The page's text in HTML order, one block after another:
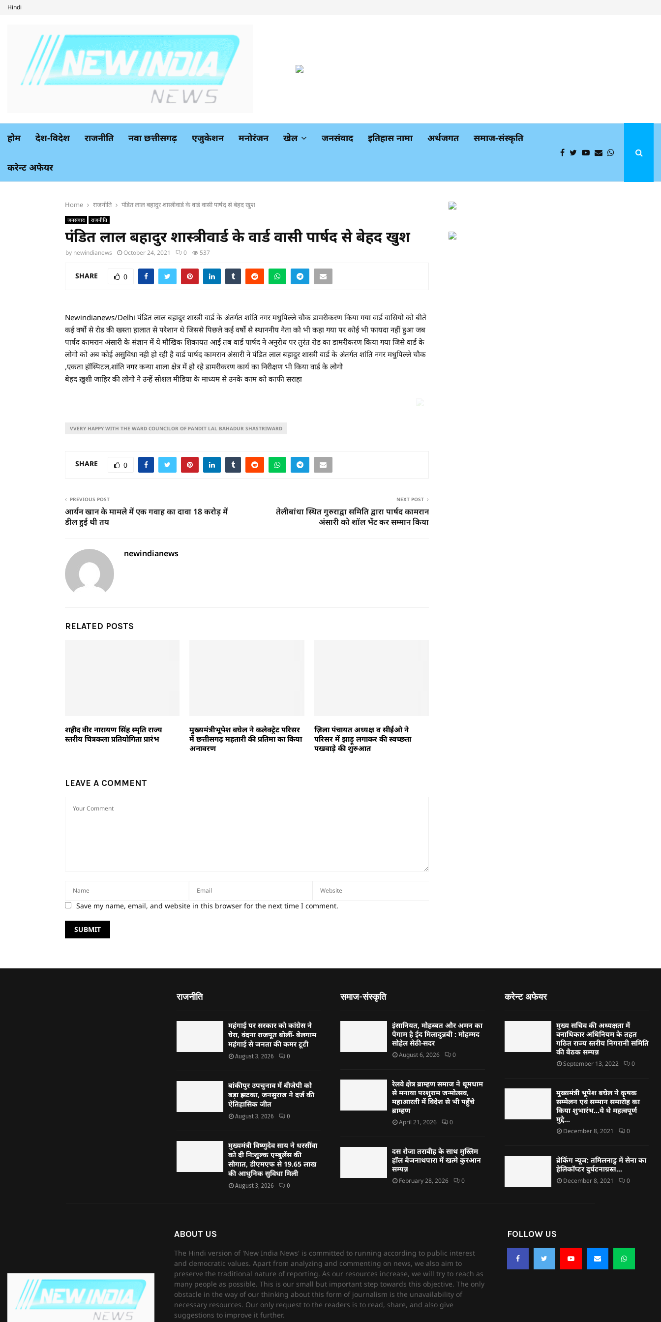
Hindi
होम देश-विदेश राजनीति नवा छत्तीसगढ़ एजुकेशन मनोरंजन खेल जनसंवाद इतिहास नामा अर्थजगत समाज-संस्कृति
करेन्ट अफेयर
Home राजनीति पंडित लाल बहादुर शास्त्रीवार्ड के वार्ड वासी पार्षद से बेहद खुश
जनसंवाद राजनीति
पंडित लाल बहादुर शास्त्रीवार्ड के वार्ड वासी पार्षद से बेहद खुश
by newindianews October 24, 2021 0 537
SHARE 0
Newindianews/Delhi पंडित लाल बहादुर शास्त्री वार्ड के अंतर्गत शांति नगर मधुपिल्ले चौक डामरीकरण किया गया वार्ड वासियो को बीते
कई वर्षो से रोड की खस्ता हालात से परेशान थे जिससे पिछले कई वर्षो से स्थाननीय नेता को भी कहा गया पर कोई भी फायदा नहीं हुआ जब
पार्षद कामरान अंसारी के संज्ञान में ये मौखिक शिकायत आई तब वार्ड पार्षद ने अनुरोध पर तुरंत रोड का डामरीकरण किया गया जिसे वार्ड के
लोगो को अब कोई असुविधा नही हो रही है वार्ड पार्षद कामरान अंसारी ने पंडित लाल बहादुर शास्त्री वार्ड के अंतर्गत शांति नगर मधुपिल्ले चौक
,एकता हॉस्पिटल,शांति नगर कन्या शाला क्षेत्र में हो रहे डामरीकरण कार्य का निरीक्षण भी किया वार्ड के लोगो
बेहद ख़ुशी जाहिर की लोगो ने उन्हें सोशल मीडिया के माध्यम से उनके काम को काफी सराहा
VVERY HAPPY WITH THE WARD COUNCILOR OF PANDIT LAL BAHADUR SHASTRIWARD
SHARE 0
PREVIOUS POST
आर्यन खान के मामले में एक गवाह का दावा 18 करोड़ में
डील हुई थी तय
NEXT POST
तेलीबांधा स्थित गुरुराद्वा समिति द्वारा पार्षद कामरान
अंसारी को शॉल भेंट कर सम्मान किया
newindianews
RELATED POSTS
शहीद वीर नारायण सिंह स्मृति राज्य
स्तरीय चित्रकला प्रतियोगिता प्रारंभ
मुख्यमंत्रीभूपेश बघेल ने कलेक्ट्रेट परिसर
में छत्तीसगढ़ महतारी की प्रतिमा का किया
अनावरण
ज़िला पंचायत अध्यक्ष व सीईओ ने
परिसर में झाड़ू लगाकर की स्वच्छता
पखवाड़े की शुरुआत
LEAVE A COMMENT
Save my name, email, and website in this browser for the next time I comment.
राजनीति
महंगाई पर सरकार को कांग्रेस ने
घेरा, वंदना राजपूत बोलीं- बेलगाम
महंगाई से जनता की कमर टूटी
August 3, 2026 0
बांकीपुर उपचुनाव में बीजेपी को
बड़ा झटका, जनसुराज ने दर्ज की
ऐतिहासिक जीत
August 3, 2026 0
मुख्यमंत्री विष्णुदेव साय ने धरसींवा
को दी निःशुल्क एम्बुलेंस की
सौगात, डीएमएफ से 19.65 लाख
की आधुनिक सुविधा मिली
August 3, 2026 0
समाज-संस्कृति
इंसानियत, मोहब्बत और अमन का
पैगाम है ईद मिलादुन्नबी : मोहम्मद
सोहेल सेठी-सदर
August 6, 2026 0
रेलवे क्षेत्र ब्राम्हण समाज ने धूमधाम
से मनाया परशुराम जन्मोत्सव,
महाआरती में विदेश से भी पहुँचे
ब्राम्हण
April 21, 2026 0
दस रोजा तरावीह के साथ मुस्लिम
हॉल बैजनाथपारा में खत्मे कुरआन
सम्पन्न
February 28, 2026 0
करेन्ट अफेयर
मुख्य सचिव की अध्यक्षता में
वनाधिकार अधिनियम के तहत
गठित राज्य स्तरीय निगरानी समिति
की बैठक सम्पन्न
September 13, 2022 0
मुख्यमंत्री भूपेश बघेल ने कृषक
सम्मेलन एवं सम्मान समारोह का
किया शुभारंभ…ये थे महत्वपूर्ण
मुद्दे…
December 8, 2021 0
ब्रेकिंग न्यूज: तमिलनाडु में सेना का
हेलिकॉप्टर दुर्घटनाग्रस्त…
December 8, 2021 0
ABOUT US
The Hindi version of 'New India News' is committed to running according to public interest
and democratic values. Apart from analyzing and commenting on news, we also aim to
preserve the traditional nature of reporting. As our resources increase, we will try to reach as
many people as possible. This is our small but important step towards this objective. The only
obstacle in the way of our thinking about this form of journalism is the unavailability of
necessary resources. Our only request to the readers is to read, share, and also give
suggestions to improve it further.
FOLLOW US